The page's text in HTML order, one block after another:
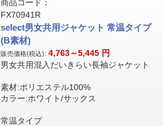
商品コード：
FX70941R
select男女共用ジャケット 常温タイプ
(B素材)
販売価格(税込): 4,763～5,445 円
男女共用混入だいきらい長袖ジャケット
素材:ポリエステル100%
カラー:ホワイト/サックス
常温タイプ